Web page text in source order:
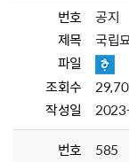
번호
공지
제목
국립
파일
조회수
작성일
번호
585